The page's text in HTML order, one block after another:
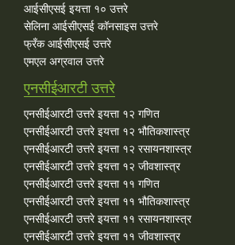
आईसीएसई इयत्ता १० उत्तरे
सेलिना आईसीएसई कॉनसाइस उत्तरे
फ्रँक आईसीएसई उत्तरे
एमएल अग्रवाल उत्तरे
एनसीईआरटी उत्तरे
एनसीईआरटी उत्तरे इयत्ता १२ गणित
एनसीईआरटी उत्तरे इयत्ता १२ भौतिकशास्त्र
एनसीईआरटी उत्तरे इयत्ता १२ रसायनशास्त्र
एनसीईआरटी उत्तरे इयत्ता १२ जीवशास्त्र
एनसीईआरटी उत्तरे इयत्ता ११ गणित
एनसीईआरटी उत्तरे इयत्ता ११ भौतिकशास्त्र
एनसीईआरटी उत्तरे इयत्ता ११ रसायनशास्त्र
एनसीईआरटी उत्तरे इयत्ता ११ जीवशास्त्र